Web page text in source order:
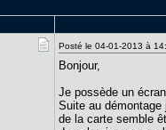
Posté le 04-01-2013 à
Bonjour,
Je possède un
Suite au
de la carte semble